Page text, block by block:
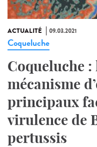
ACTUALITÉ 09.03.2021
Coqueluche
Coqueluche
mécanisme
principaux
virulence de
pertussis